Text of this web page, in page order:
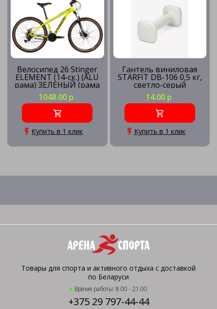
Велосипед 26 Stinger
ELEMENT (14-ск.) (ALU
рама) ЗЕЛЕНЫЙ (рама
XS) GN5
1048.00 р
Купить в 1 клик
Гантель виниловая
STARFIT DB-106 0,5 кг,
светло-серый
14.00 р
Купить в 1 клик
Товары для спорта и активного отдыха с доставкой
по Беларуси
Время работы: 8.00 - 21.00
+375 29 797-44-44